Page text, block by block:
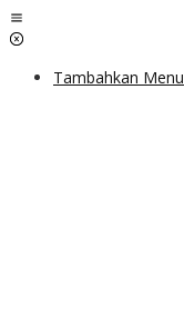
Lewati
ke
Tambahkan Menu